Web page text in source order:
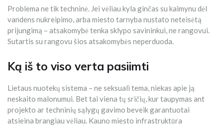
Problema ne tik techninė. Jei vėliau kyla ginčas su kaimynu dėl
vandens nukreipimo, arba miesto tarnyba nustato neteisėtą
prijungimą – atsakomybė tenka sklypo savininkui, ne rangovui.
Sutartis su rangovu šios atsakomybės neperduoda.
Ką iš to viso verta pasiimti
Lietaus nuotekų sistema – ne seksuali tema, niekas apie ją
neskaito malonumui. Bet tai viena tų sričių, kur taupymas ant
projekto ar techninių sąlygų gavimo beveik garantuotai
atsieina brangiau vėliau. Kauno miesto infrastruktūra